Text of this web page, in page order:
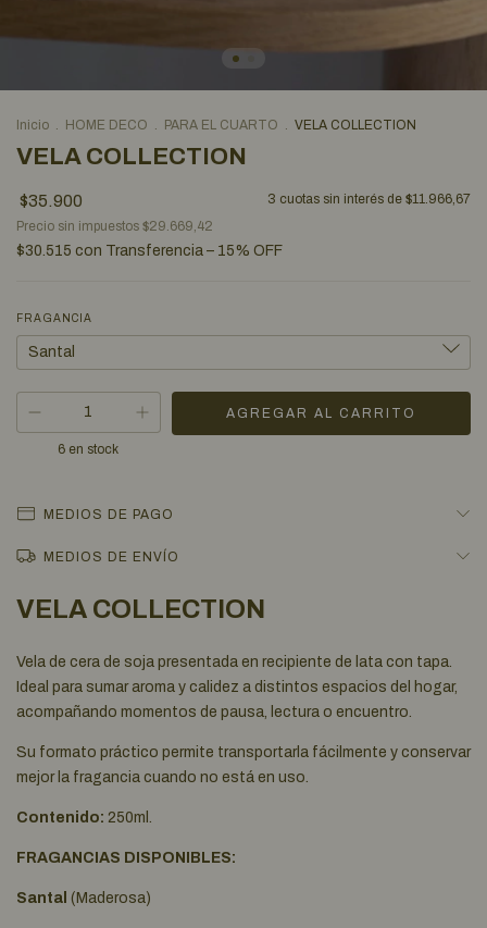
Inicio . HOME DECO . PARA EL CUARTO . VELA COLLECTION
VELA COLLECTION
$35.900 3 cuotas sin interés de $11.966,67
Precio sin impuestos $29.669,42
$30.515 con Transferencia – 15% OFF
FRAGANCIA
6 en stock
MEDIOS DE PAGO
MEDIOS DE ENVÍO
VELA COLLECTION
Vela de cera de soja presentada en recipiente de lata con tapa.
Ideal para sumar aroma y calidez a distintos espacios del hogar,
acompañando momentos de pausa, lectura o encuentro.
Su formato práctico permite transportarla fácilmente y conservar
mejor la fragancia cuando no está en uso.
Contenido: 250ml.
FRAGANCIAS DISPONIBLES:
Santal (Maderosa)